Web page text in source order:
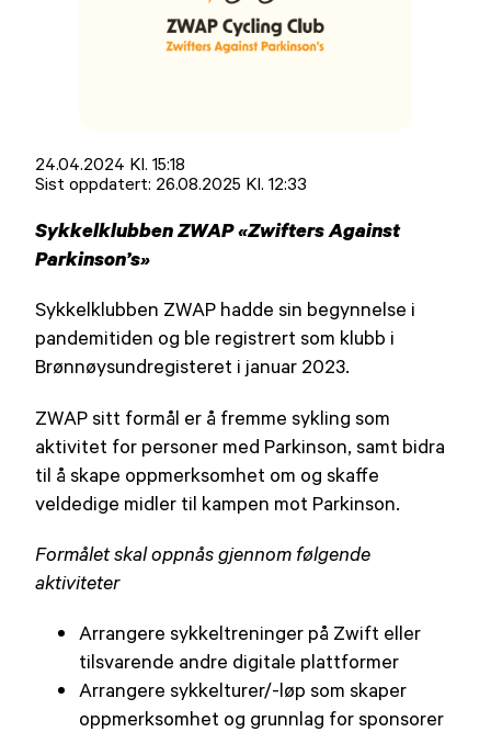
Lagt
ut
24.04.2024 Kl. 15:18
Sist oppdatert: 26.08.2025 Kl. 12:33
Sykkelklubben ZWAP «Zwifters Against
Parkinson’s»
Sykkelklubben ZWAP hadde sin begynnelse i
pandemitiden og ble registrert som klubb i
Brønnøysundregisteret i januar 2023.
ZWAP sitt formål er å fremme sykling som
aktivitet for personer med Parkinson, samt bidra
til å skape oppmerksomhet om og skaffe
veldedige midler til kampen mot Parkinson.
Formålet skal oppnås gjennom følgende
aktiviteter
Arrangere sykkeltreninger på Zwift eller
tilsvarende andre digitale plattformer
Arrangere sykkelturer/-løp som skaper
oppmerksomhet og grunnlag for sponsorer